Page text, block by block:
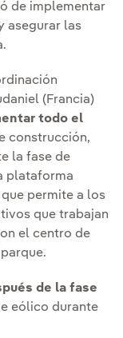
de implementar
asegurar las
(Francia)
todo el
construcción,
la fase de
plataforma
permite a los
que trabajan
el centro de
de la fase
eólico durante